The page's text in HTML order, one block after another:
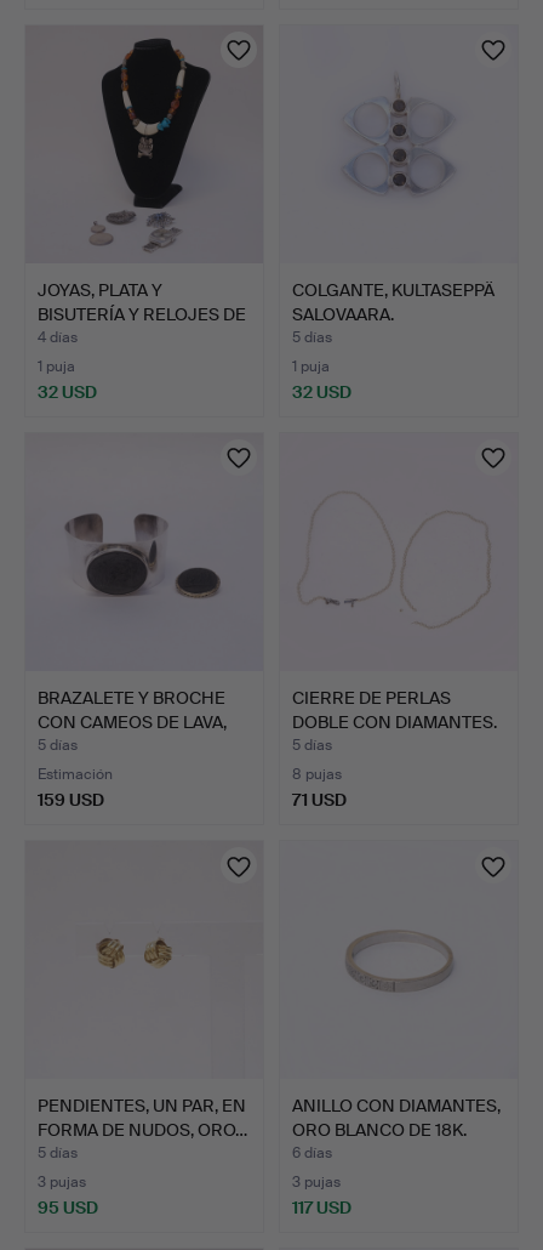
JOYAS, PLATA Y
BISUTERÍA Y RELOJES DE
PULS…
4 días
1 puja
32 USD
COLGANTE, KULTASEPPÄ
SALOVAARA.
5 días
1 puja
32 USD
BRAZALETE Y BROCHE
CON CAMEOS DE LAVA,
SVE…
5 días
Estimación
159 USD
CIERRE DE PERLAS
DOBLE CON DIAMANTES.
5 días
8 pujas
71 USD
PENDIENTES, UN PAR, EN
FORMA DE NUDOS, ORO…
5 días
3 pujas
95 USD
ANILLO CON DIAMANTES,
ORO BLANCO DE 18K.
6 días
3 pujas
117 USD